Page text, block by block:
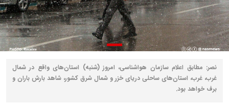
نصر: مطابق اعلام سازمان هواشناسی، امروز (شنبه) استان‌های واقع در شمال
غرب، غرب، استان‌های ساحلی دریای خزر و شمال شرق کشور، شاهد بارش باران و
برف خواهد بود.